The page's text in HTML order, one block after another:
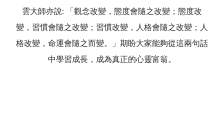
雲大師亦說: 「觀念改變，態度會隨之改變；態度改
變，習慣會隨之改變；習慣改變，人格會隨之改變；人
格改變，命運會隨之而變。」期盼大家能夠從這兩句話
中學習成長，成為真正的心靈富翁。